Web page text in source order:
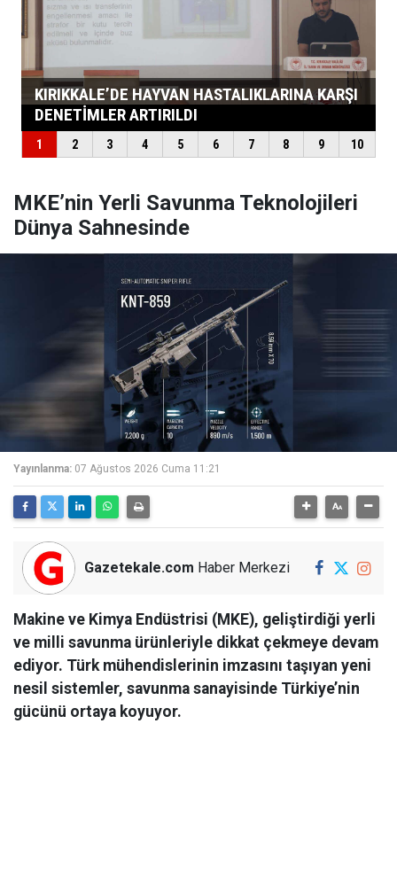
MKE’nin Yerli Savunma Teknolojileri
Dünya Sahnesinde
Yayınlanma: 07 Ağustos 2026 Cuma 11:21
Gazetekale.com Haber Merkezi
Makine ve Kimya Endüstrisi (MKE), geliştirdiği yerli
ve milli savunma ürünleriyle dikkat çekmeye devam
ediyor. Türk mühendislerinin imzasını taşıyan yeni
nesil sistemler, savunma sanayisinde Türkiye’nin
gücünü ortaya koyuyor.